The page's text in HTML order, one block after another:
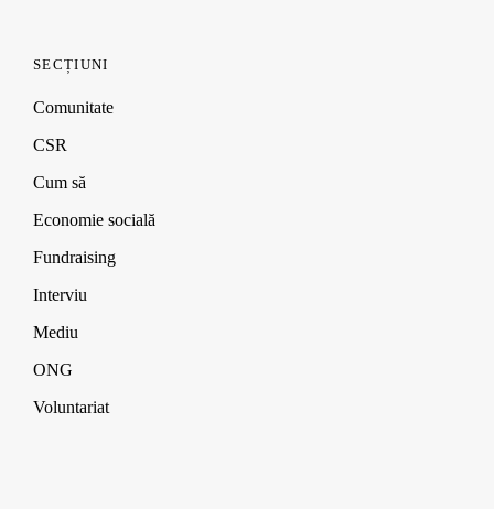
SECȚIUNI
Comunitate
CSR
Cum să
Economie socială
Fundraising
Interviu
Mediu
ONG
Voluntariat